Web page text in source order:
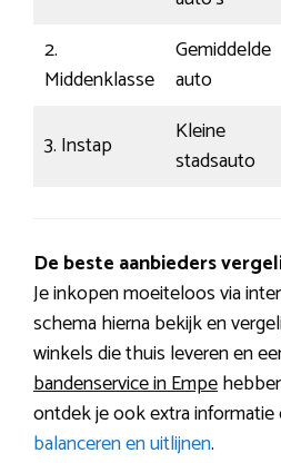
2.
Middenklasse
Gemiddelde
auto
3. Instap
Kleine
stadsauto
De beste aanbieders
Je inkopen moeiteloos via
schema hierna bekijk en
winkels die thuis leveren en
bandenservice in Empe
ontdek je ook extra informatie
balanceren en uitlijnen.